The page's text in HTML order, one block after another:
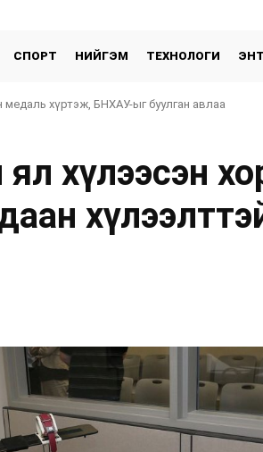
СПОРТ НИЙГЭМ ТЕХНОЛОГИ
хүртэж, БНХАУ-ыг буулган авлаа
хүлээсэн